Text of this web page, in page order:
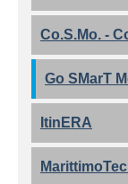
Co.S.Mo. -
Go SMarT
ItinERA